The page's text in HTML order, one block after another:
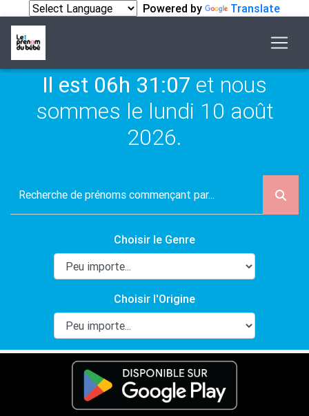
Powered by Translate
Il est 06h 31:07 et nous
sommes le lundi 10 août
2026.
Choisir le Genre
Choisir l'Origine